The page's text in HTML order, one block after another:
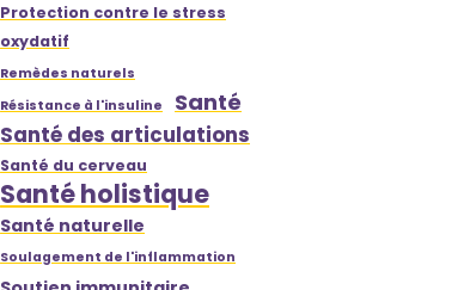
Protection contre le stress
oxydatif
Remèdes naturels
Résistance à l'insuline
Santé
Santé des articulations
Santé du cerveau
Santé holistique
Santé naturelle
Soulagement de l'inflammation